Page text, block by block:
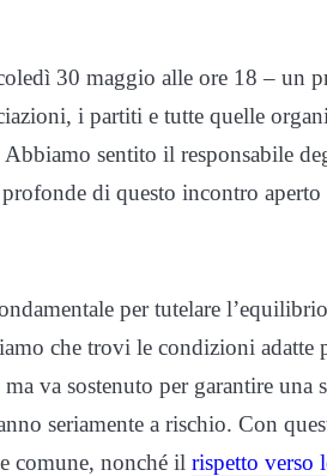
30 maggio alle ore 18 – un
i partiti e tutte quelle
sentito il responsabile
di questo incontro aperto
per tutelare
che trovi le condizioni adatte
va sostenuto per garantire una
seriamente a rischio. Con
comune, nonché il rispetto verso